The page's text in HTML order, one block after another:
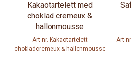
Kakaotartelett med
choklad cremeux &
hallonmousse
Art nr. Kakaotartelett
chokladcremeux & hallonmousse
Art